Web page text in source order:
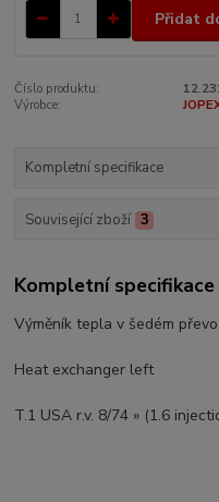
Přidat
Číslo produktu:
Výrobce:
Kompletní specifikace
Související zboží 3
Kompletní specifikace
Výměník tepla v šedém
Heat exchanger left
T.1 USA r.v. 8/74 » (1.6